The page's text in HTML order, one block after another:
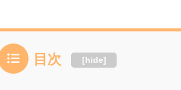
目次 [hide]